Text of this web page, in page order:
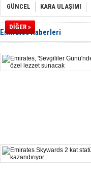
GÜNCEL KARA ULAŞIMI
DİĞER »
Emirates Haberleri